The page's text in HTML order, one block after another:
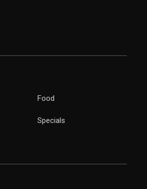
Food
Specials